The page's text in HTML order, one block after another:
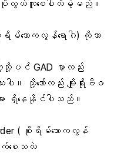
ျှင် ပိုလွယ်ကူစေပါလိမ့်မည်။
ရိမ်သောကလွန်ရောဂါ) ကိုဘာ
းကဲ့သို့ပင် GAD မှာလည်း
ပါ။ သို့သော်လည်း မျိုးရိုးဗီဇ
း ရှိနေနိုင်ပါသည်။
( စိုးရိမ်သောကလွန်
က်စေသလဲ